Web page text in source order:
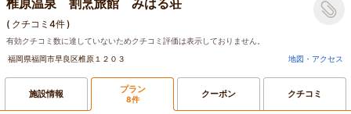
( クチコミ4件)
有効クチコミ数に達していないためクチコミ評価は表示しておりません。
福岡県福岡市早良区椎原１２０３
地図・アクセス
施設情報 プラン
8件 クーポン クチコミ